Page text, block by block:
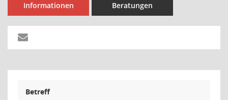
Informationen Beratungen
Betreff